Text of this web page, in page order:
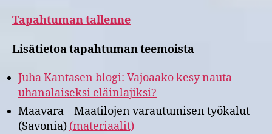
Tapahtuman tallenne
Lisätietoa tapahtuman teemoista
Juha Kantasen blogi: Vajoaako kesy nauta
uhanalaiseksi eläinlajiksi?
Maavara – Maatilojen varautumisen työkalut
(Savonia) (materiaalit)